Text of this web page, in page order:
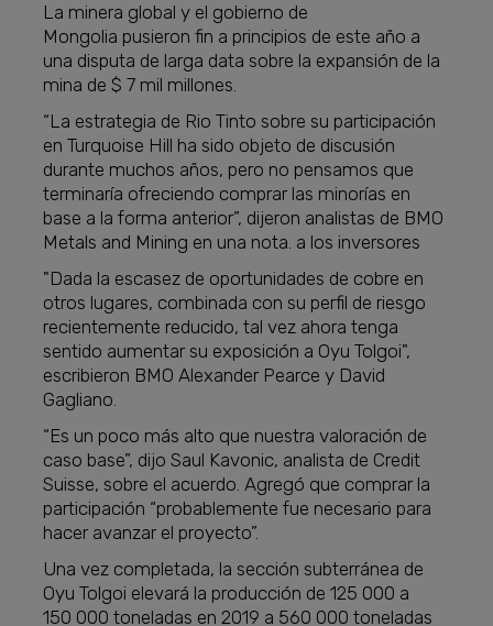
La minera global y el gobierno de
Mongolia pusieron fin a principios de este año a
una disputa de larga data sobre la expansión de la
mina de $ 7 mil millones.
“La estrategia de Rio Tinto sobre su participación
en Turquoise Hill ha sido objeto de discusión
durante muchos años, pero no pensamos que
terminaría ofreciendo comprar las minorías en
base a la forma anterior”, dijeron analistas de BMO
Metals and Mining en una nota. a los inversores
"Dada la escasez de oportunidades de cobre en
otros lugares, combinada con su perfil de riesgo
recientemente reducido, tal vez ahora tenga
sentido aumentar su exposición a Oyu Tolgoi",
escribieron BMO Alexander Pearce y David
Gagliano.
“Es un poco más alto que nuestra valoración de
caso base”, dijo Saul Kavonic, analista de Credit
Suisse, sobre el acuerdo. Agregó que comprar la
participación “probablemente fue necesario para
hacer avanzar el proyecto”.
Una vez completada, la sección subterránea de
Oyu Tolgoi elevará la producción de 125 000 a
150 000 toneladas en 2019 a 560 000 toneladas